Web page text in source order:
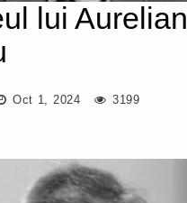
lui Aurelian
Oct 1, 2024 3199